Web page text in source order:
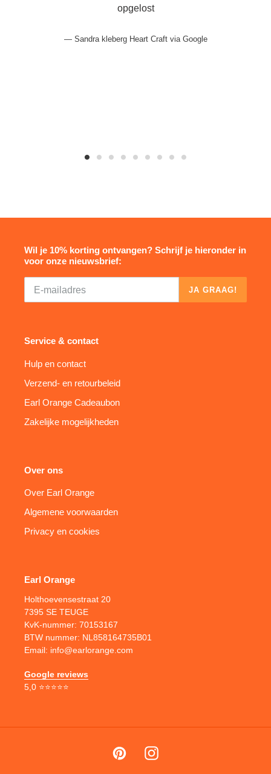
opgelost
Sandra kleberg Heart Craft via Google
Wil je 10% korting ontvangen? Schrijf je hieronder in
voor onze nieuwsbrief:
JA GRAAG!
Service & contact
Hulp en contact
Verzend- en retourbeleid
Earl Orange Cadeaubon
Zakelijke mogelijkheden
Over ons
Over Earl Orange
Algemene voorwaarden
Privacy en cookies
Earl Orange
Holthoevensestraat 20
7395 SE TEUGE
KvK-nummer: 70153167
BTW nummer: NL858164735B01
Email: info@earlorange.com
Google reviews
5,0 ⭐⭐⭐⭐⭐
PinterestInstagram